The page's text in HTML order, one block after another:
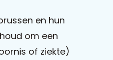
en hun
om een
of ziekte)